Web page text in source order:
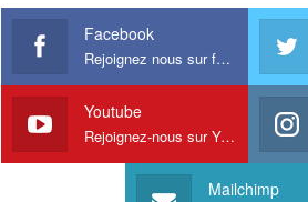
Facebook
Rejoignez nous sur facebook
Youtube
Rejoignez-nous sur Youtube
Mailchimp